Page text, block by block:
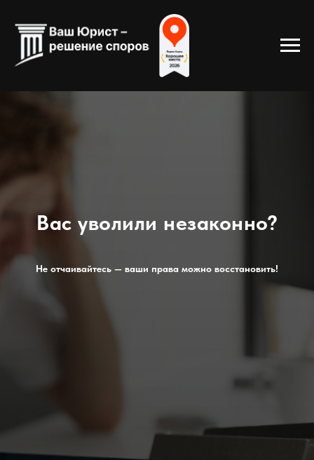
Вас уволили незаконно?
Не отчаивайтесь — ваши права можно восстановить!